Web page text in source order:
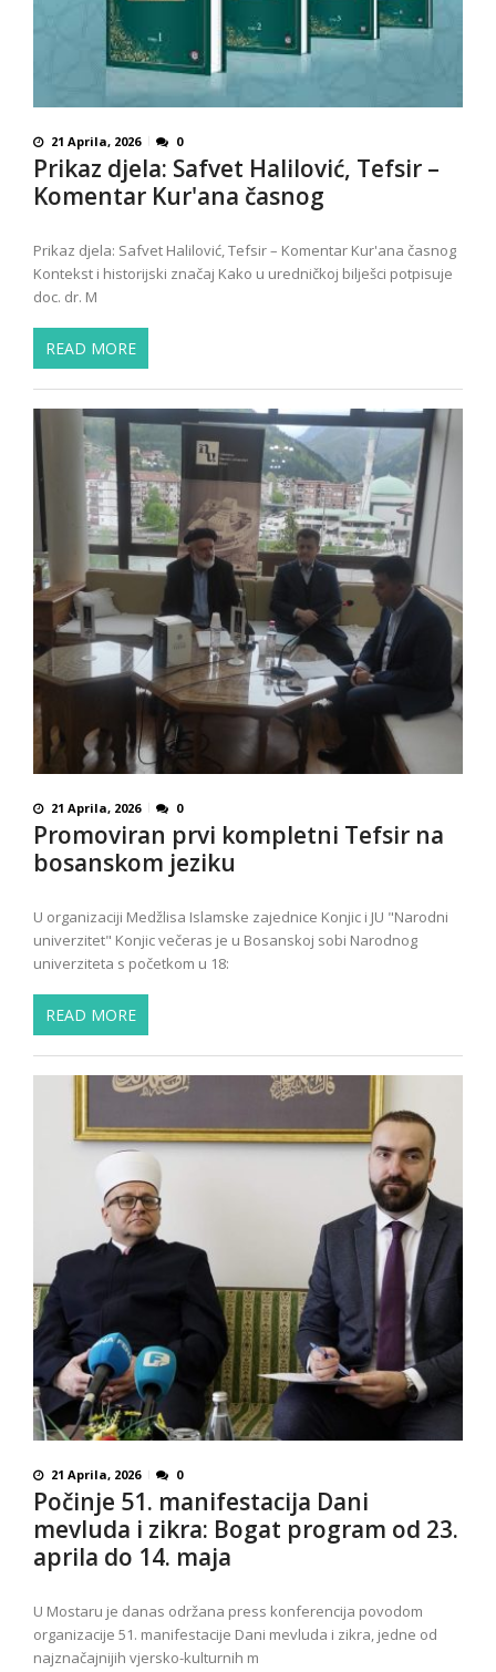
21 Aprila, 2026 0
Prikaz djela: Safvet Halilović, Tefsir –
Komentar Kur'ana časnog
Prikaz djela: Safvet Halilović, Tefsir – Komentar Kur'ana časnog
Kontekst i historijski značaj Kako u uredničkoj bilješci potpisuje
doc. dr. M
READ MORE
21 Aprila, 2026 0
Promoviran prvi kompletni Tefsir na
bosanskom jeziku
U organizaciji Medžlisa Islamske zajednice Konjic i JU "Narodni
univerzitet" Konjic večeras je u Bosanskoj sobi Narodnog
univerziteta s početkom u 18:
READ MORE
21 Aprila, 2026 0
Počinje 51. manifestacija Dani
mevluda i zikra: Bogat program od 23.
aprila do 14. maja
U Mostaru je danas održana press konferencija povodom
organizacije 51. manifestacije Dani mevluda i zikra, jedne od
najznačajnijih vjersko-kulturnih m